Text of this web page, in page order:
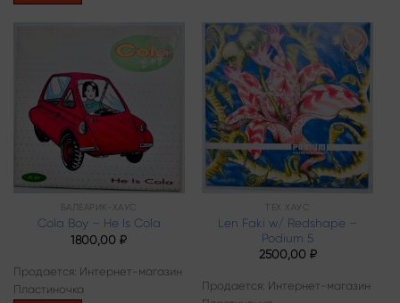
Add to
БАЛЕАРИК-ХАУС
Cola Boy – He Is Cola
1800,00₽
Продается: Интернет-магазин
Пластиночка
Add to
wishlist
ТЕХ ХАУС
Len Faki w/ Redshape –
Podium 5
2500,00 ₽
Продается: Интернет-магазин